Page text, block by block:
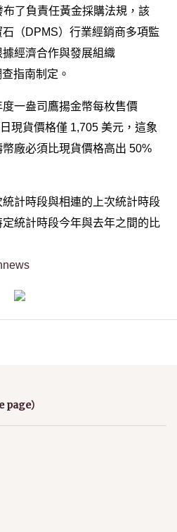
了負責任黃金採購法規，該
（DPMS）行業經銷商多項監
經濟合作與發展組織
指南制定。
一盎司鷹揚金幣每枚售價
現貨價格僅 1,705 美元，這象
廠必須比現貨價格高出 50%
計時段與相連的上次統計時段
統計時段今年與去年之間的比
）